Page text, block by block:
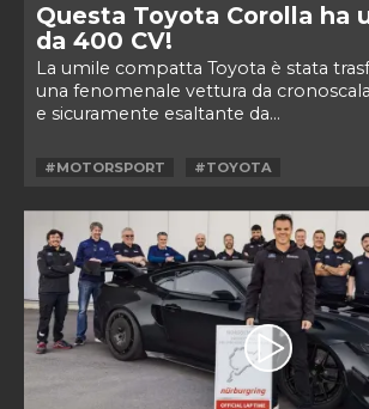
Questa Toyota Corolla ha
da 400 CV!
La umile compatta Toyota è stata
una fenomenale vettura da
e sicuramente esaltante da...
#MOTORSPORT #TOYOTA